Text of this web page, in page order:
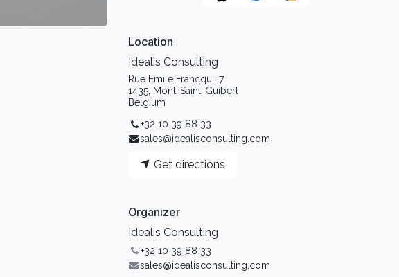
Location
Idealis Consulting
Rue Emile Francqui, 7
1435, Mont-Saint-Guibert
Belgium
+32 10 39 88 33
sales@idealisconsulting.com
Get directions
Organizer
Idealis Consulting
+32 10 39 88 33
sales@idealisconsulting.com